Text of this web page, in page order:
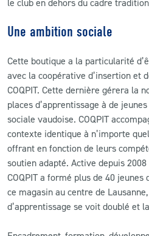
Une ambition sociale
Cette boutique a la particularité
avec la coopérative d’insertion et
COQPIT. Cette dernière gérera la
places d’apprentissage à de
sociale vaudoise. COQPIT
contexte identique à n’importe
offrant en fonction de leurs
soutien adapté. Active depuis
COQPIT a formé plus de 40 jeunes
ce magasin au centre de
d’apprentissage se voit doublé et